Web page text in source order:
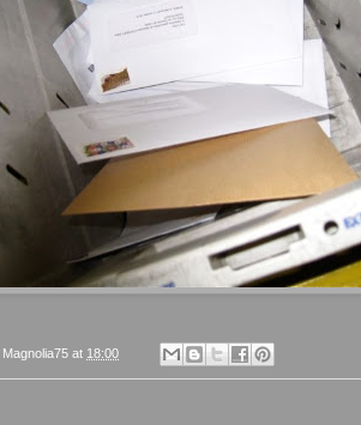
Magnolia75 at 18:00